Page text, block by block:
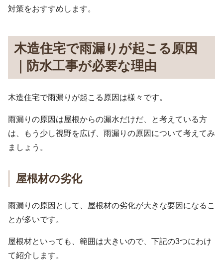
対策をおすすめします。
木造住宅で雨漏りが起こる原因
｜防水工事が必要な理由
木造住宅で雨漏りが起こる原因は様々です。
雨漏りの原因は屋根からの漏水だけだ、と考えている方
は、もう少し視野を広げ、雨漏りの原因について考えてみ
ましょう。
屋根材の劣化
雨漏りの原因として、屋根材の劣化が大きな要因になるこ
とが多いです。
屋根材といっても、範囲は大きいので、下記の3つにわけ
て紹介します。